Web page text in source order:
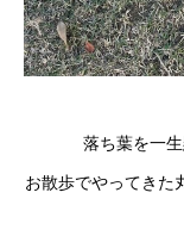
落ち葉を一
お散歩でやってきた